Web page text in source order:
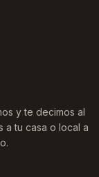
y te decimos al
a tu casa o local a